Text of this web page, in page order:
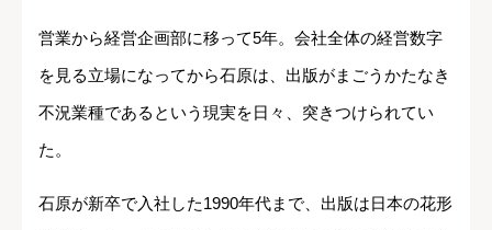
営業から経営企画部に移って5年。会社全体の経営数字
を見る立場になってから石原は、出版がまごうかたなき
不況業種であるという現実を日々、突きつけられてい
た。
石原が新卒で入社した1990年代まで、出版は日本の花形